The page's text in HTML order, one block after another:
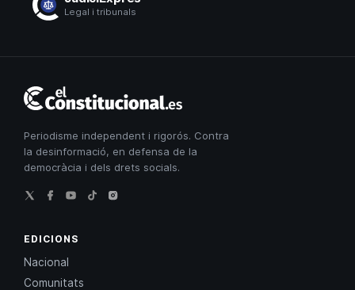
Legal i tribunals
Constitucional
Periodisme independent i rigorós. Contra
la desinformació, en defensa de la
democràcia i dels drets socials.
EDICIONS
Nacional
Comunitats